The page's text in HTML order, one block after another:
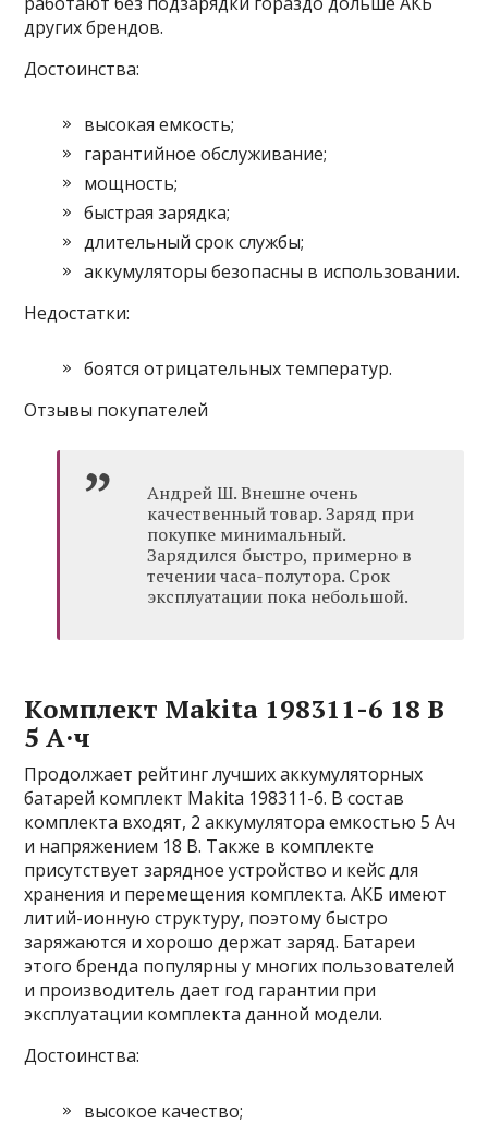
других брендов.
Достоинства:
высокая емкость;
гарантийное обслуживание;
мощность;
быстрая зарядка;
длительный срок службы;
аккумуляторы безопасны в использовании.
Недостатки:
боятся отрицательных температур.
Отзывы покупателей
Андрей Ш. Внешне очень
качественный товар. Заряд при
покупке минимальный.
Зарядился быстро, примерно в
течении часа-полутора. Срок
эксплуатации пока небольшой.
Комплект Makita 198311-6 18 В
5 А·ч
Продолжает рейтинг лучших аккумуляторных
батарей комплект Makita 198311-6. В состав
комплекта входят, 2 аккумулятора емкостью 5 Ач
и напряжением 18 В. Также в комплекте
присутствует зарядное устройство и кейс для
хранения и перемещения комплекта. АКБ имеют
литий-ионную структуру, поэтому быстро
заряжаются и хорошо держат заряд. Батареи
этого бренда популярны у многих пользователей
и производитель дает год гарантии при
эксплуатации комплекта данной модели.
Достоинства:
высокое качество;